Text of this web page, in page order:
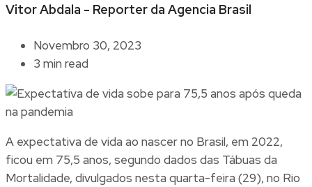
Vitor Abdala - Reporter da Agencia Brasil
Novembro 30, 2023
3 min read
A expectativa de vida ao nascer no Brasil, em 2022,
ficou em 75,5 anos, segundo dados das Tábuas da
Mortalidade, divulgados nesta quarta-feira (29), no Rio